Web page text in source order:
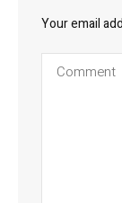
Your email